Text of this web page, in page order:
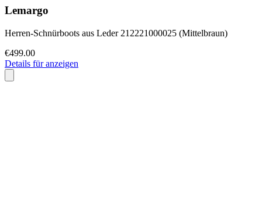
Lemargo
Herren-Schnürboots aus Leder 212221000025 (Mittelbraun)
€499.00
Details für anzeigen